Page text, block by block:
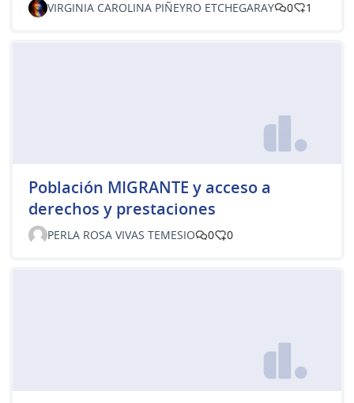
VIRGINIA CAROLINA PIÑEYRO ETCHEGARAY 0 1
Población MIGRANTE y acceso a
derechos y prestaciones
PERLA ROSA VIVAS TEMESIO 0 0